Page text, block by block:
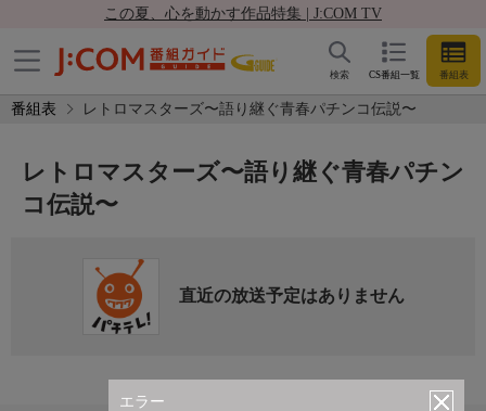
この夏、心を動かす作品特集 | J:COM TV
CS番組一覧 番組表
検索
番組表 レトロマスターズ〜語り継ぐ青春パチンコ伝説〜
エラー
レトロマスターズ〜語り継ぐ青春パチン
コ伝説〜
直近の放送予定はありません